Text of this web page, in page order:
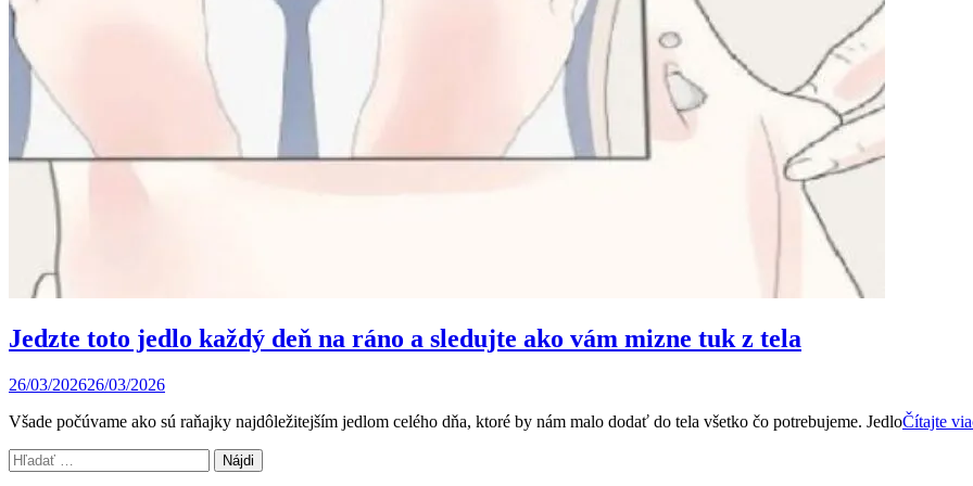
Jedzte toto jedlo každý deň na ráno a sledujte ako vám mizne tuk z tela
26/03/202626/03/2026
Všade počúvame ako sú raňajky najdôležitejším jedlom celého dňa, ktoré by nám malo dodať do tela všetko čo potrebujeme. JedloČítajte
Hľadať: